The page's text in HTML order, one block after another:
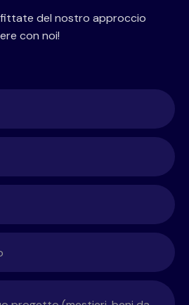
del nostro approccio
con noi!